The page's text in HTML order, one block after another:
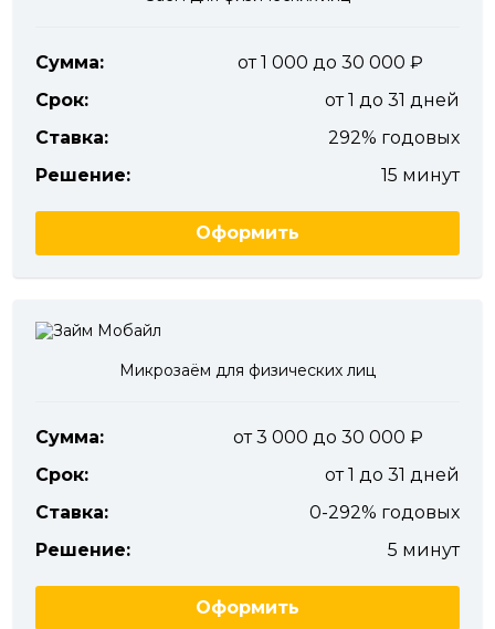
Сумма:
от 1 000 до 30 000
Срок:
от 1 до 31 дней
Ставка:
292% годовых
Решение:
15 минут
Оформить
Микрозаём для физических лиц
Сумма:
от 3 000 до 30 000
Срок:
от 1 до 31 дней
Ставка:
0-292% годовых
Решение:
5 минут
Оформить